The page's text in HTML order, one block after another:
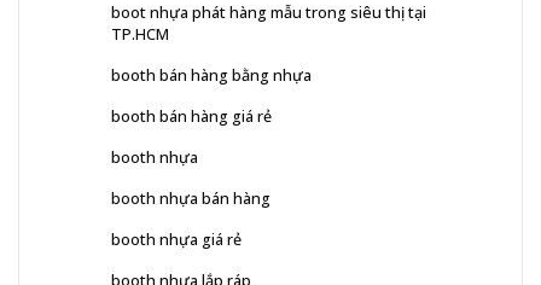
boot nhựa phát hàng mẫu trong siêu thị tại
TP.HCM
booth bán hàng bằng nhựa
booth bán hàng giá rẻ
booth nhựa
booth nhựa bán hàng
booth nhựa giá rẻ
booth nhựa lắp ráp